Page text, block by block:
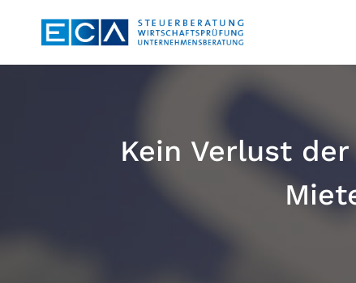
Kein Verlust